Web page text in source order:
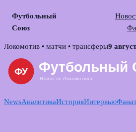
Футбольный
Союз
Skip
content
Локомотив • матчи • трансферы9
NewsАналитикаИсторияИнтервью